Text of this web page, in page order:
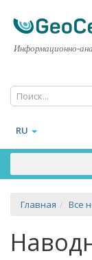
Информационно-
RU
Главная Все